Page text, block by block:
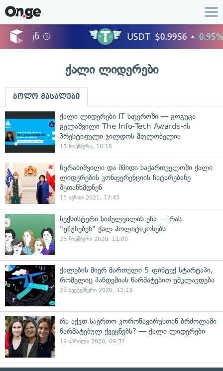
ქალი ლიდერები
ბოლო მასალები
ქალი ლიდერები IT სფეროში — გოგუცა
გელაშვილი The Info-Tech Awards-ის
პრესტიჟული ჯილდოს მფლობელია
13 ნოემბერი, 10:16
ზურაბიშვილი და შმიდი საქართველოში ქალი
ლიდერების კონფერენციის ჩატარებაზე
შეთანხმდნენ
15 ივნისი 2021, 17:43
სექსისტური სიძულვილის ენა — რას
"უწუნებენ" ქალ პოლიტიკოსებს
26 ნოემბერი 2020, 11:00
ქალების მიერ მართული 5 ფინტექ სტარტაპი,
რომელიც პანდემიას წარმატებით უმკლავდება
25 სექტემბერი 2020, 12:13
რა აქვთ საერთო კორონავირუსთან ბრძოლაში
წარმატებულ ქვეყნებს? — ქალი ლიდერები
19 აპრილი 2020, 09:37